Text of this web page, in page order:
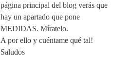
página principal del blog verás que
hay un apartado que pone
MEDIDAS. Míratelo.
A por ello y cuéntame qué tal!
Saludos